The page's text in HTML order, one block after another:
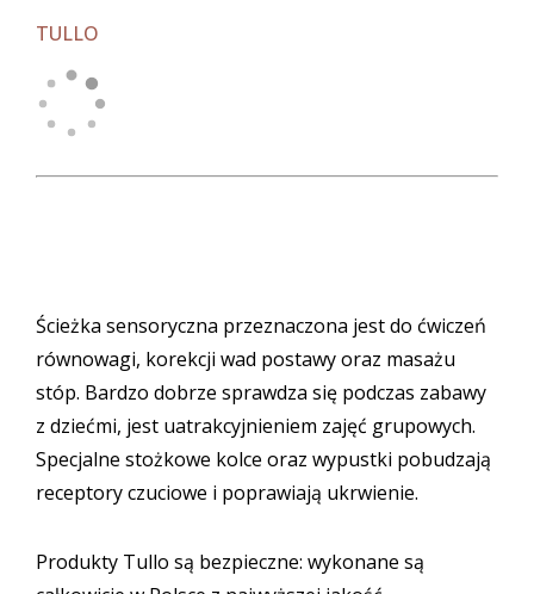
TULLO
Ścieżka sensoryczna przeznaczona jest do ćwiczeń
równowagi, korekcji wad postawy oraz masażu
stóp. Bardzo dobrze sprawdza się podczas zabawy
z dziećmi, jest uatrakcyjnieniem zajęć grupowych.
Specjalne stożkowe kolce oraz wypustki pobudzają
receptory czuciowe i poprawiają ukrwienie.
Produkty Tullo są bezpieczne: wykonane są